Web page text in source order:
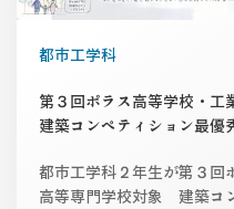
都市工学科
第３回ポラス高等学校・
建築コンペティション最優
都市工学科２年生が第３回
高等専門学校対象 建築コ